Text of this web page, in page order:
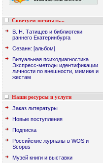
Советуем почитать...
В. Н. Татищев и библиотеки
раннего Екатеринбурга
Сезанн: [альбом]
Визуальная психодиагностика.
Экспресс-методы идентификации
личности по внешности, мимике и
жестам
Наши ресурсы и услуги
Заказ литературы
Новые поступления
Подписка
Российские журналы в WOS и
Scopus
Музей книги и выставки